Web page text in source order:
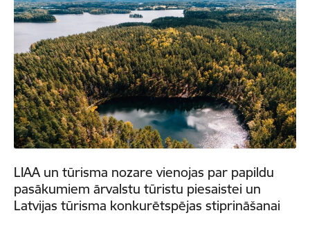
LIAA un tūrisma nozare vienojas par papildu
pasākumiem ārvalstu tūristu piesaistei un
Latvijas tūrisma konkurētspējas stiprināšanai